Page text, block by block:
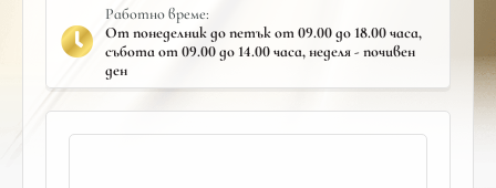
Работно време:
От понеделник до петък от 09.00 до 18.00 часа,
събота от 09.00 до 14.00 часа, неделя - почивен
ден